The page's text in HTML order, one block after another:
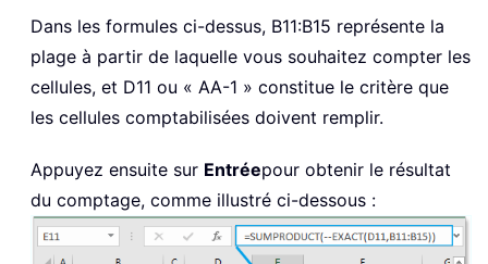
Dans les formules ci-dessus, B11:B15 représente la
plage à partir de laquelle vous souhaitez compter les
cellules, et D11 ou « AA-1 » constitue le critère que
les cellules comptabilisées doivent remplir.
Appuyez ensuite sur Entréepour obtenir le résultat
du comptage, comme illustré ci-dessous :